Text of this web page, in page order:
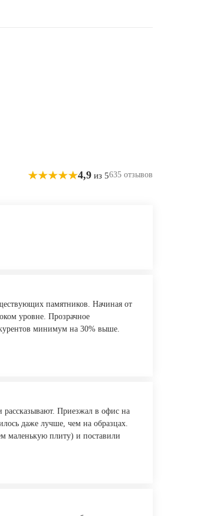
4,9 из 5635 отзывов
памятников. Начиная от
уровне. Прозрачное
минимум на 30% выше.
рассказывают. Приезжал в офис на
даже лучше, чем на образцах.
маленькую плиту) и поставили